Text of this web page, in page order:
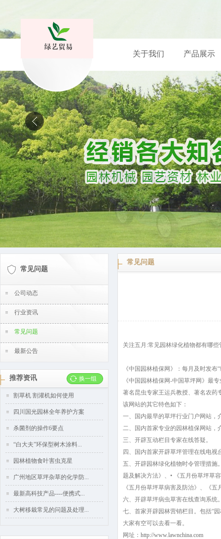
关于我们 产品展示
常见问题
公司动态
行业资讯
常见问题
最新公告
换一组
推荐资讯
割草机 割灌机如何使用
四川国光园林全年养护方案
杀菌剂的操作6要点
“白大夫”环保型树木涂料...
园林植物食叶害虫克星
广州地区草坪杂草的化学防...
最新高科技产品----便携式...
大树移栽常见的问题及处理...
常见问题
关注五月:常见园林绿化植物都有哪些
《中国园林植保网》：每月及时发布
《中国园林植保网-中国草坪网》最
著名昆虫专家王运兵教授、著名农药
该网站的其它特色如下：
一、国内最早的草坪行业门户网站，
二、国内首家专业的园林植保网站，
三、开辟互动栏目专家在线答疑。
四、国内首家开辟草坪管理在线电视
五、开辟园林绿化植物时令管理措施
题及解决方法》、• 《五月份草坪草
《五月份草坪草病害及防治》、《
六、开辟草坪病虫草害在线查询系统
七、首家开辟园林营销栏目。包括“
大家有空可以去看一看。
网址： http://www.lawnchina.com